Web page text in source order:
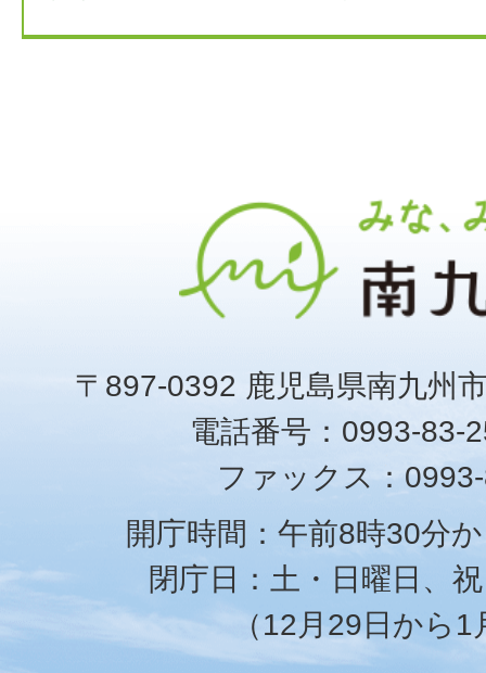
〒897-0392 鹿児島県南九州
電話番号：0993-83-
ファックス：
開庁時間：午前8時30分
閉庁日：土・日曜日、
（12月29日から1